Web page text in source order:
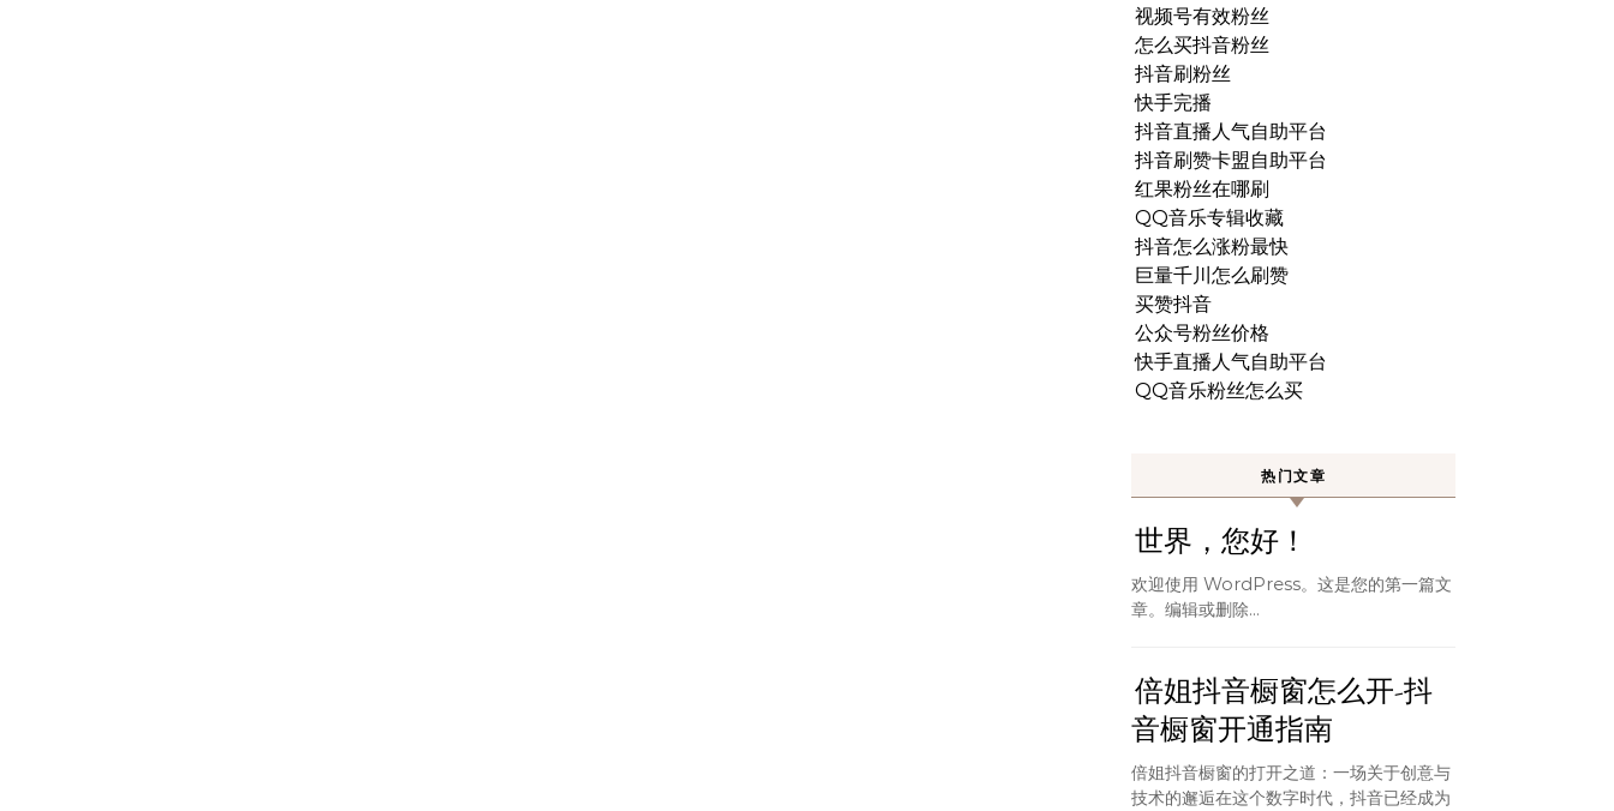
视频号有效粉丝
怎么买抖音粉丝
抖音刷粉丝
快手完播
抖音直播人气自助平台
抖音刷赞卡盟自助平台
红果粉丝在哪刷
QQ音乐专辑收藏
抖音怎么涨粉最快
巨量千川怎么刷赞
买赞抖音
公众号粉丝价格
快手直播人气自助平台
QQ音乐粉丝怎么买
热门文章
世界，您好！
欢迎使用 WordPress。这是您的第一篇文
章。编辑或删除…
倍姐抖音橱窗怎么开-抖
音橱窗开通指南
倍姐抖音橱窗的打开之道：一场关于创意与
技术的邂逅在这个数字时代，抖音已经成为